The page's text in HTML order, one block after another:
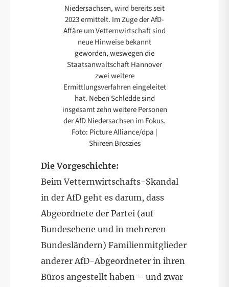
Niedersachsen, wird bereits seit
2023 ermittelt. Im Zuge der AfD-
Affäre um Vetternwirtschaft sind
neue Hinweise bekannt
geworden, weswegen die
Staatsanwaltschaft Hannover
zwei weitere
Ermittlungsverfahren eingeleitet
hat. Neben Schledde sind
insgesamt zehn weitere Personen
der AfD Niedersachsen im Fokus.
Foto: Picture Alliance/dpa |
Shireen Broszies
Die Vorgeschichte:
Beim Vetternwirtschafts-Skandal
in der AfD geht es darum, dass
Abgeordnete der Partei (auf
Bundesebene und in mehreren
Bundesländern) Familienmitglieder
anderer AfD-Abgeordneter in ihren
Büros angestellt haben – und zwar